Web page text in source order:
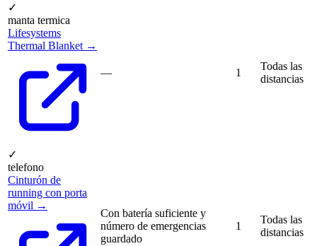
✓
manta termica
Lifesystems
Thermal Blanket →
— 1
Todas las
distancias
✓
telefono
Cinturón de
running con porta
móvil →
Con batería suficiente y
número de emergencias
guardado
1
Todas las
distancias